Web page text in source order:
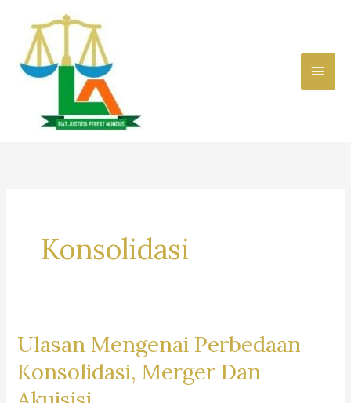
content
Main
Konsolidasi
Ulasan Mengenai Perbedaan
Konsolidasi, Merger Dan